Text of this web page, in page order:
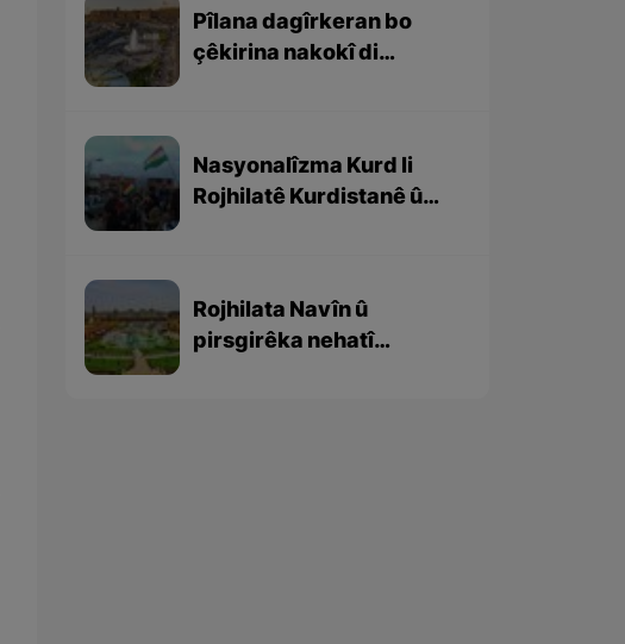
Pîlana dagîrkeran bo
çêkirina nakokî di
Nasyonalîzma Kurd li
Rojhilatê Kurdistanê û
Rojhilata Navîn û
pirsgirêka nehatî